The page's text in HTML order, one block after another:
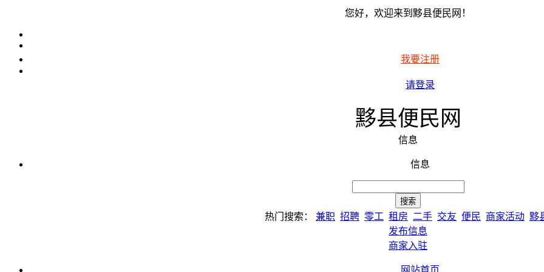
您好，欢迎来到黟县便民网！
我要注册
请登录
黟县便民网
信息
信息
热门搜索： 兼职 招聘 零工 租房 二手 交友 便民 商家活动 黟
发布信息
商家入驻
网站首页